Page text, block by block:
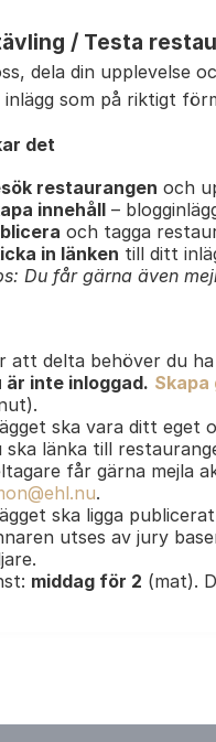
/ Testa
dela din upplevelse
inlägg som på riktigt
det
restaurangen och
innehåll –
och tagga
in länken till ditt
Du får gärna även
att delta behöver du
är inte inloggad.
ska vara ditt eget
ska länka till
får gärna mejla
.
ska ligga
utses av jury
middag för 2 (mat).